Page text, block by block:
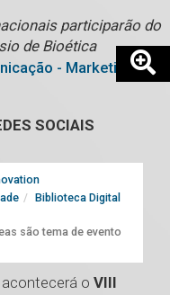
participarão do
de Bioética
- Marketing
SOCIAIS
Biblioteca Digital
são tema de evento
acontecerá o VIII